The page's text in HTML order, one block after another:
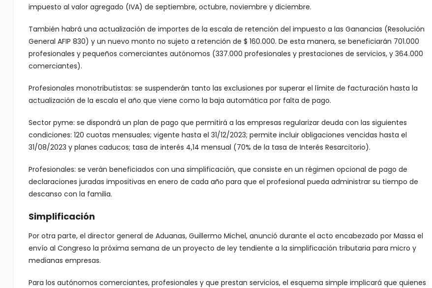
impuesto al valor agregado (IVA) de septiembre, octubre, noviembre y diciembre.
También habrá una actualización de importes de la escala de retención del impuesto a las Ganancias (Resolución
General AFIP 830) y un nuevo monto no sujeto a retención de $ 160.000. De esta manera, se beneficiarán 701.000
profesionales y pequeños comerciantes autónomos (337.000 profesionales y prestaciones de servicios, y 364.000
comerciantes).
Profesionales monotributistas: se suspenderán tanto las exclusiones por superar el límite de facturación hasta la
actualización de la escala el año que viene como la baja automática por falta de pago.
Sector pyme: se dispondrá un plan de pago que permitirá a las empresas regularizar deuda con las siguientes
condiciones: 120 cuotas mensuales; vigente hasta el 31/12/2023; permite incluir obligaciones vencidas hasta el
31/08/2023 y planes caducos; tasa de interés 4,14 mensual (70% de la tasa de Interés Resarcitorio).
Profesionales: se verán beneficiados con una simplificación, que consiste en un régimen opcional de pago de
declaraciones juradas impositivas en enero de cada año para que el profesional pueda administrar su tiempo de
descanso con la familia.
Simplificación
Por otra parte, el director general de Aduanas, Guillermo Michel, anunció durante el acto encabezado por Massa el
envío al Congreso la próxima semana de un proyecto de ley tendiente a la simplificación tributaria para micro y
medianas empresas.
Para los autónomos comerciantes, profesionales y que prestan servicios, el esquema simple implicará que quienes